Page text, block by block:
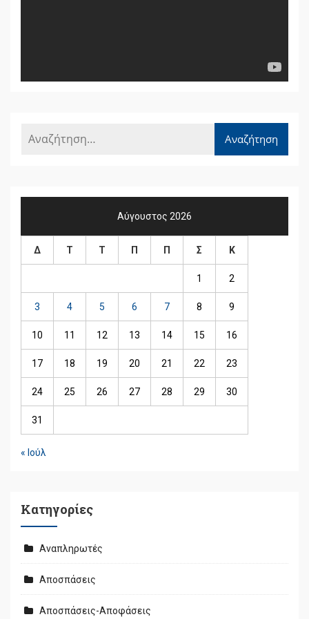
Αύγουστος 2026
Δ Τ Τ Π Π Σ Κ
1 2
3 4 5 6 7 8 9
10 11 12 13 14 15 16
17 18 19 20 21 22 23
24 25 26 27 28 29 30
31
« Ιούλ
Kατηγορίες
Αναπληρωτές
Αποσπάσεις
Αποσπάσεις-Αποφάσεις